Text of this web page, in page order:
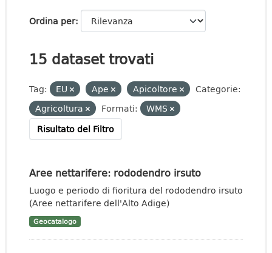
Ordina per
15 dataset trovati
Tag: EU Ape Apicoltore
Categorie:
Agricoltura
Formati:
WMS
Risultato del Filtro
Aree nettarifere: rododendro irsuto
Luogo e periodo di fioritura del rododendro irsuto
(Aree nettarifere dell'Alto Adige)
Geocatalogo